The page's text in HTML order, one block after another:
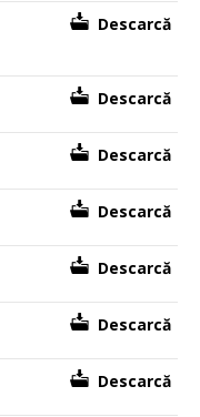
Descarcă
Descarcă
Descarcă
Descarcă
Descarcă
Descarcă
Descarcă